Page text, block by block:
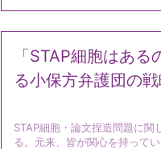
「STAP細胞はあ
る小保方弁護団の
STAP細胞・論文捏造問題に
る。元来、皆が関心を持って